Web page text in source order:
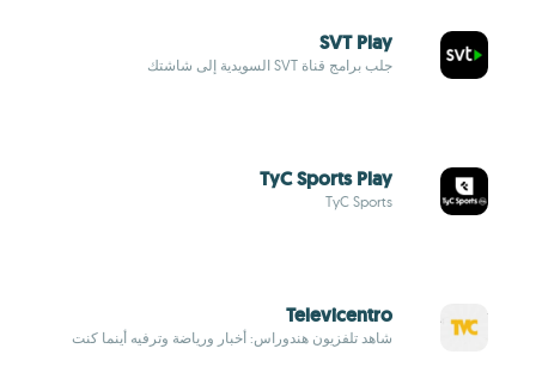
SVT Play
جلب برامج قناة SVT السويدية إلى شاشتك
TyC Sports Play
TyC Sports
Televicentro
شاهد تلفزيون هندوراس: أخبار ورياضة وترفيه أينما كنت